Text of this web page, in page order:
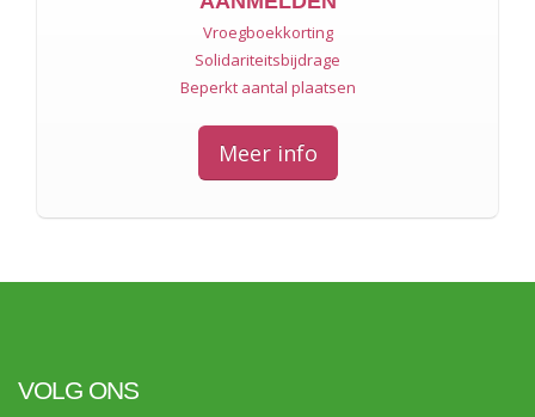
Vroegboekkorting
Solidariteitsbijdrage
Beperkt aantal plaatsen
Meer info
VOLG ONS